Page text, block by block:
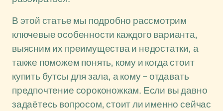
В этой статье мы подробно рассмотрим
ключевые особенности каждого варианта,
выясним их преимущества и недостатки, а
также поможем понять, кому и когда стоит
купить бутсы для зала, а кому – отдавать
предпочтение сороконожкам. Если вы давно
задаётесь вопросом, стоит ли именно сейчас